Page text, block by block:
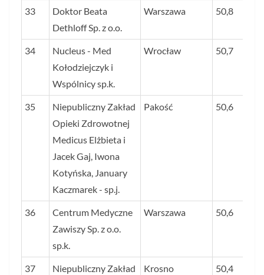
33
Doktor Beata
Dethloff Sp. z o.o.
Warszawa 50,8
34
Nucleus - Med
Kołodziejczyk i
Wspólnicy sp.k.
Wrocław 50,7
35
Niepubliczny Zakład
Opieki Zdrowotnej
Medicus Elżbieta i
Jacek Gaj, Iwona
Kotyńska, January
Kaczmarek - sp.j.
Pakość 50,6
36
Centrum Medyczne
Zawiszy Sp. z o.o.
sp.k.
Warszawa 50,6
37
Niepubliczny Zakład
Krosno
50,4